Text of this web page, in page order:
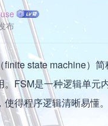
布
finite state machine）
。FSM是一种逻辑单元
得程序逻辑清晰易懂。